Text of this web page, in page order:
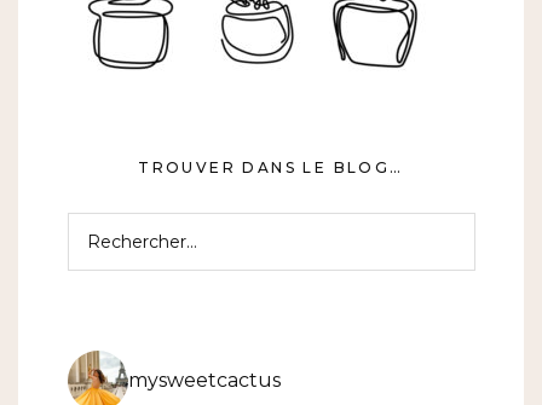
TROUVER DANS LE BLOG…
mysweetcactus